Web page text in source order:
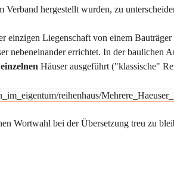
hergestellt wurden, zu
einzigen Liegenschaft von einem
nebeneinander errichtet. In der baulichen
einzelnen Häuser ausgeführt ("klassische"
reihenhaus/
Wortwahl bei der Übersetzung treu zu